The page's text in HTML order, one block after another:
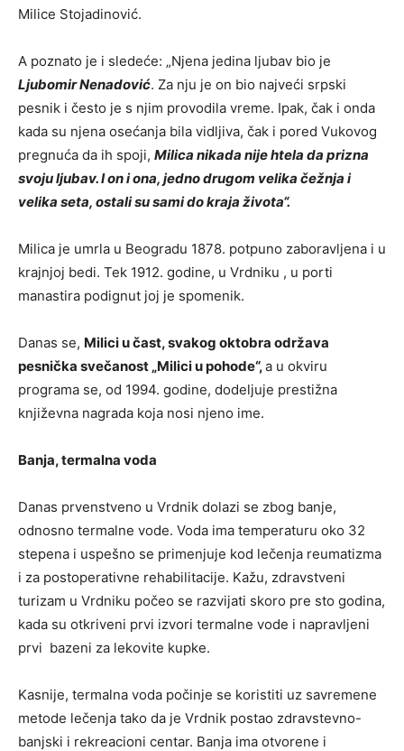
Milice Stojadinović.
A poznato je i sledeće: „Njena jedina ljubav bio je
Ljubomir Nenadović. Za nju je on bio najveći srpski
pesnik i često je s njim provodila vreme. Ipak, čak i onda
kada su njena osećanja bila vidljiva, čak i pored Vukovog
pregnuća da ih spoji, Milica nikada nije htela da prizna
svoju ljubav. I on i ona, jedno drugom velika čežnja i
velika seta, ostali su sami do kraja života“.
Milica je umrla u Beogradu 1878. potpuno zaboravljena i u
krajnjoj bedi. Tek 1912. godine, u Vrdniku , u porti
manastira podignut joj je spomenik.
Danas se, Milici u čast, svakog oktobra održava
pesnička svečanost „Milici u pohode“,a u okviru
programa se, od 1994. godine, dodeljuje prestižna
književna nagrada koja nosi njeno ime.
Banja, termalna voda
Danas prvenstveno u Vrdnik dolazi se zbog banje,
odnosno termalne vode. Voda ima temperaturu oko 32
stepena i uspešno se primenjuje kod lečenja reumatizma
i za postoperativne rehabilitacije. Kažu, zdravstveni
turizam u Vrdniku počeo se razvijati skoro pre sto godina,
kada su otkriveni prvi izvori termalne vode i napravljeni
prvi bazeni za lekovite kupke.
Kasnije, termalna voda počinje se koristiti uz savremene
metode lečenja tako da je Vrdnik postao zdravstevno-
banjski i rekreacioni centar. Banja ima otvorene i